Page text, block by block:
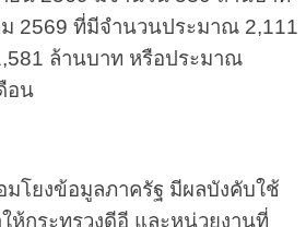
2569 ที่มีจำนวนประมาณ 2,111
ล้านบาท หรือประมาณ
อน
ยงข้อมูลภาครัฐ มีผลบังคับใช้
ห้กระทรวงดีอี และหน่วยงานที่